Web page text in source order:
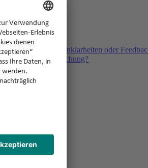
Feedback
Sie haben Fragen, Unklarheiten oder
zurückliegenden Buchung?